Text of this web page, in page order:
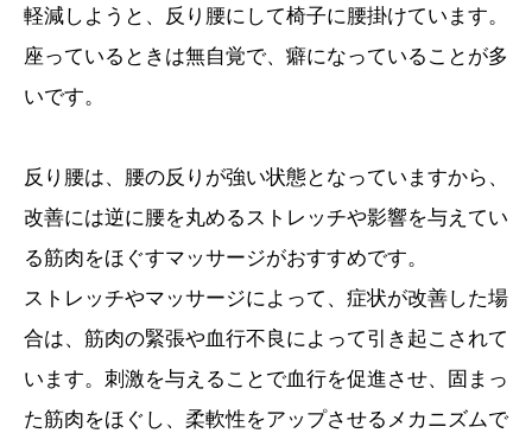
軽減しようと、反り腰にして椅子に腰掛けています。
座っているときは無自覚で、癖になっていることが多
いです。
反り腰は、腰の反りが強い状態となっていますから、
改善には逆に腰を丸めるストレッチや影響を与えてい
る筋肉をほぐすマッサージがおすすめです。
ストレッチやマッサージによって、症状が改善した場
合は、筋肉の緊張や血行不良によって引き起こされて
います。刺激を与えることで血行を促進させ、固まっ
た筋肉をほぐし、柔軟性をアップさせるメカニズムで